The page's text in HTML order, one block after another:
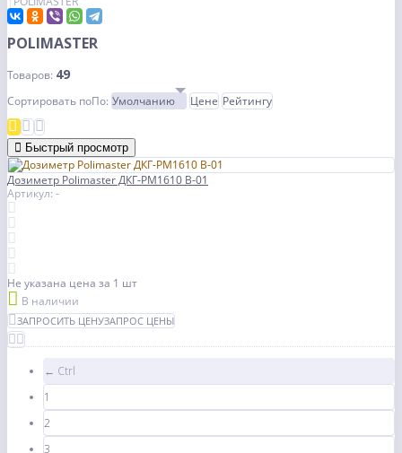
POLIMASTER
Товаров: 49
Сортировать поПо: Умолчанию Цене Рейтингу
Быстрый просмотр
Дозиметр Polimaster ДКГ-РМ1610 B-01
Артикул: -
Не указана цена за 1 шт
В наличии
ЗАПРОСИТЬ ЦЕНУЗАПРОС ЦЕНЫ
← Ctrl
1
2
3